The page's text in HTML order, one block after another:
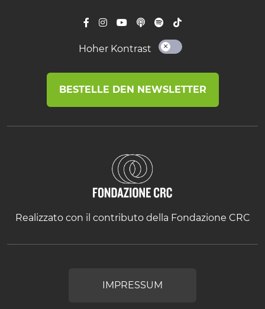
Hoher Kontrast
BESTELLE DEN NEWSLETTER
Realizzato con il contributo della Fondazione CRC
IMPRESSUM